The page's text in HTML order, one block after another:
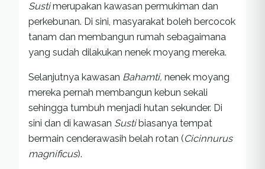
Sustimerupakan kawasan permukiman dan
perkebunan. Di sini, masyarakat boleh bercocok
tanam dan membangun rumah sebagaimana
yang sudah dilakukan nenek moyang mereka.
Selanjutnya kawasan Bahamti, nenek moyang
mereka pernah membangun kebun sekali
sehingga tumbuh menjadi hutan sekunder. Di
sini dan di kawasan Sustibiasanya tempat
bermain cenderawasih belah rotan (Cicinnurus
magnificus).